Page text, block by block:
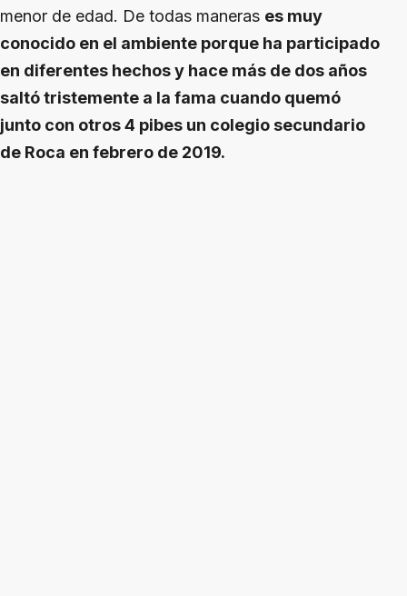
menor de edad. De todas maneras es muy
conocido en el ambiente porque ha participado
en diferentes hechos y hace más de dos años
saltó tristemente a la fama cuando quemó
junto con otros 4 pibes un colegio secundario
de Roca en febrero de 2019.